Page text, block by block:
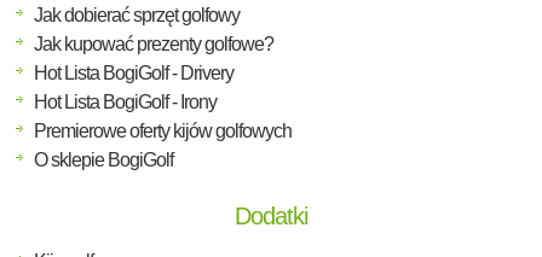
Jak dobierać sprzęt golfowy
Jak kupować prezenty golfowe?
Hot Lista BogiGolf - Drivery
Hot Lista BogiGolf - Irony
Premierowe oferty kijów golfowych
O sklepie BogiGolf
Dodatki